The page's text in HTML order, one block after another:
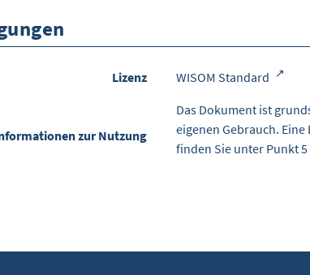
Lizenz WISOM Standard
zur Nutzung
Das Dokument ist
eigenen Gebrauch.
finden Sie unter Punkt